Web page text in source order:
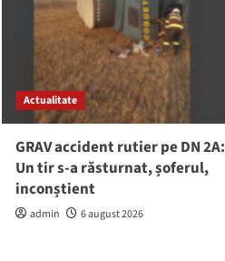
Actualitate
GRAV accident rutier pe DN 2A:
Un tir s-a răsturnat, șoferul,
inconștient
admin 6 august 2026